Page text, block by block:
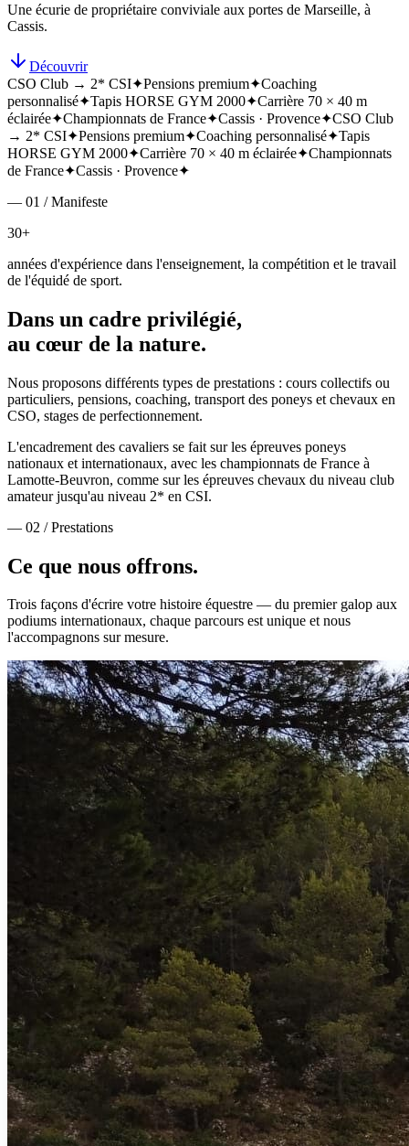
Une écurie de propriétaire conviviale aux portes de Marseille, à
Cassis.
Découvrir
CSO Club → 2* CSI✦Pensions premium✦Coaching
personnalisé✦Tapis HORSE GYM 2000✦Carrière 70 × 40 m
éclairée✦Championnats de France✦Cassis · Provence✦CSO Club
→ 2* CSI✦Pensions premium✦Coaching personnalisé✦Tapis
HORSE GYM 2000✦Carrière 70 × 40 m éclairée✦Championnats
de France✦Cassis · Provence✦
— 01 / Manifeste
30+
années d'expérience dans l'enseignement, la compétition et le travail
de l'équidé de sport.
Dans un cadre privilégié,
au cœur de la nature.
Nous proposons différents types de prestations : cours collectifs ou
particuliers, pensions, coaching, transport des poneys et chevaux en
CSO, stages de perfectionnement.
L'encadrement des cavaliers se fait sur les épreuves poneys
nationaux et internationaux, avec les championnats de France à
Lamotte-Beuvron, comme sur les épreuves chevaux du niveau club
amateur jusqu'au niveau 2* en CSI.
— 02 / Prestations
Ce que nous offrons.
Trois façons d'écrire votre histoire équestre — du premier galop aux
podiums internationaux, chaque parcours est unique et nous
l'accompagnons sur mesure.